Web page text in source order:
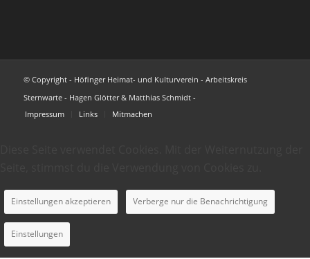
© Copyright - Höfinger Heimat- und Kulturverein - Arbeitskreis
Sternwarte - Hagen Glötter & Matthias Schmidt -
Impressum
Links Mitmachen
Einstellungen akzeptieren Verberge nur die Benachrichtigung
Einstellungen